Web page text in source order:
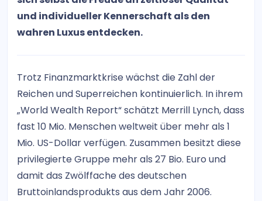
und individueller Kennerschaft als den
wahren Luxus entdecken.
Trotz Finanzmarktkrise wächst die Zahl der
Reichen und Superreichen kontinuierlich. In ihrem
„World Wealth Report“ schätzt Merrill Lynch, dass
fast 10 Mio. Menschen weltweit über mehr als 1
Mio. US-Dollar verfügen. Zusammen besitzt diese
privilegierte Gruppe mehr als 27 Bio. Euro und
damit das Zwölffache des deutschen
Bruttoinlandsprodukts aus dem Jahr 2006.